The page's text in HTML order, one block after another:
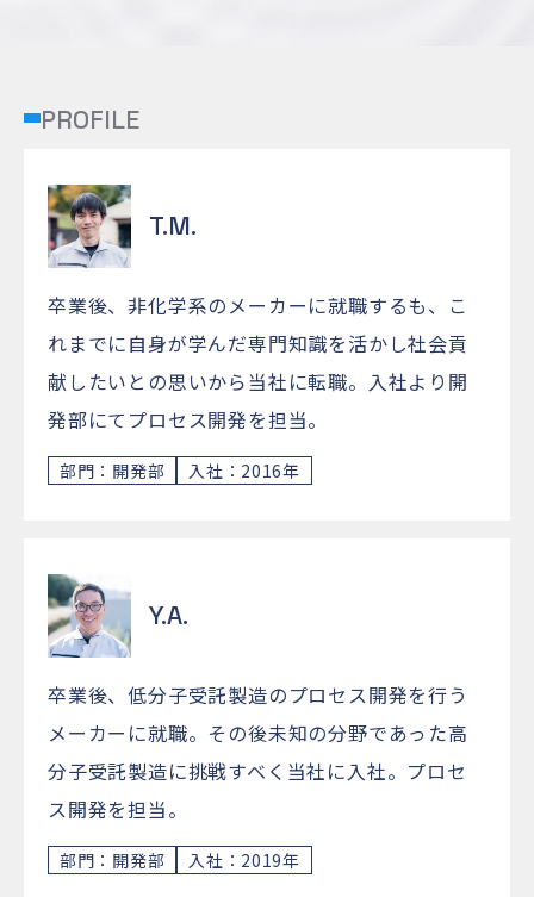
PROFILE
T.M.
卒業後、非化学系のメーカーに就職するも、こ
れまでに自身が学んだ専門知識を活かし社会貢
献したいとの思いから当社に転職。入社より開
発部にてプロセス開発を担当。
部門：開発部 入社：2016年
Y.A.
卒業後、低分子受託製造のプロセス開発を行う
メーカーに就職。その後未知の分野であった高
分子受託製造に挑戦すべく当社に入社。プロセ
ス開発を担当。
部門：開発部 入社：2019年